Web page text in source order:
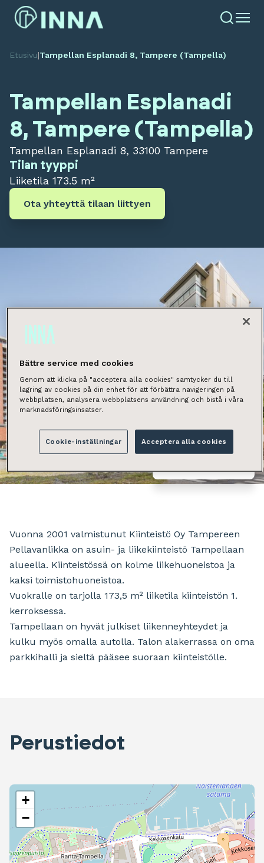
Etusivu|Tampellan Esplanadi 8, Tampere (Tampella)
Tampellan Esplanadi
8, Tampere (Tampella)
Tampellan Esplanadi 8, 33100 Tampere
Tilan tyyppi
Liiketila 173.5 m²
Ota yhteyttä tilaan liittyen
Vuonna 2001 valmistunut Kiinteistö Oy Tampereen
Pellavanlikka on asuin- ja liikekiinteistö Tampellaan
alueella. Kiinteistössä on kolme liikehuoneistoa ja
kaksi toimistohuoneistoa.
Vuokralle on tarjolla 173,5 m² liiketila kiinteistön 1.
kerroksessa.
Tampellaan on hyvät julkiset liikenneyhteydet ja
kulku myös omalla autolla. Talon alakerrassa on oma
parkkihalli ja sieltä pääsee suoraan kiinteistölle.
Perustiedot
+
−
Bättre service med cookies
Genom att klicka på "acceptera alla cookies" samtycker du till
lagring av cookies på din enhet för att förbättra navigeringen på
webbplatsen, analysera webbplatsens användning och bistå i våra
marknadsföringsinsatser.
Cookie-inställningar Acceptera alla cookies